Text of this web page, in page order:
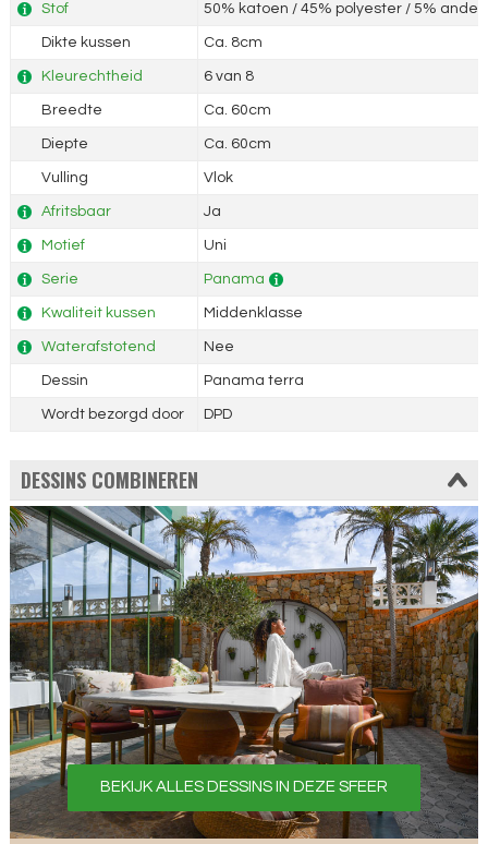
Stof 50% katoen / 45% polyester / 5%
Dikte kussen Ca. 8cm
Kleurechtheid 6 van 8
Breedte Ca. 60cm
Diepte Ca. 60cm
Vulling Vlok
Afritsbaar Ja
Motief Uni
Serie Panama
Kwaliteit kussen Middenklasse
Waterafstotend Nee
Dessin Panama terra
Wordt bezorgd door DPD
DESSINS COMBINEREN
BEKIJK ALLES DESSINS IN DEZE SFEER